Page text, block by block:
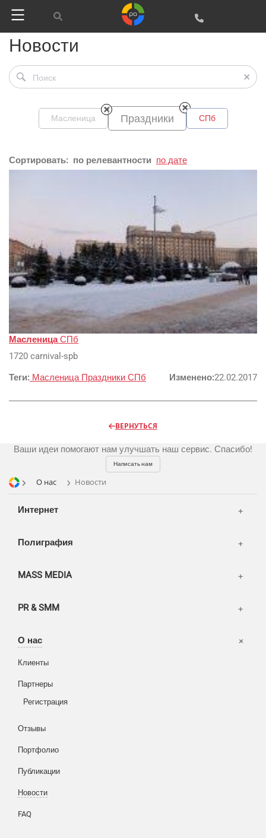
Новости
Масленица Праздники СПб
Сортировать: по релевантности по дате
МасленицаСПб
1720 carnival-spb
Теги: Масленица Праздники СПб Изменено:22.02.2017
ВЕРНУТЬСЯ
Ваши идеи помогают нам улучшать наш сервис. Спасибо!
Написать нам
О нас Новости
Интернет
Google
Яндекс
AI Automation
Разработка сайтов
CMS 1C-Bitrix
CRM Bitrix24
Полиграфия
Цифра и офсет
Широкий формат
Сувениры и подарки
MASS MEDIA
OOH
PR & SMM
Аудио и звукозапись
О нас
Клиенты
Партнеры
Регистрация
Отзывы
Портфолио
Публикации
Новости
FAQ
Офисы
Корзина
Вход
Написать тикет
Разное
WEB и технологии
SEO & PR
Печать и полиграфия